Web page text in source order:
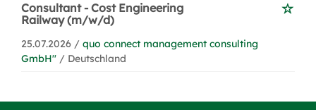
Consultant - Cost Engineering
Railway (m/w/d)
25.07.2026 / quo connect management consulting
GmbH'' / Deutschland